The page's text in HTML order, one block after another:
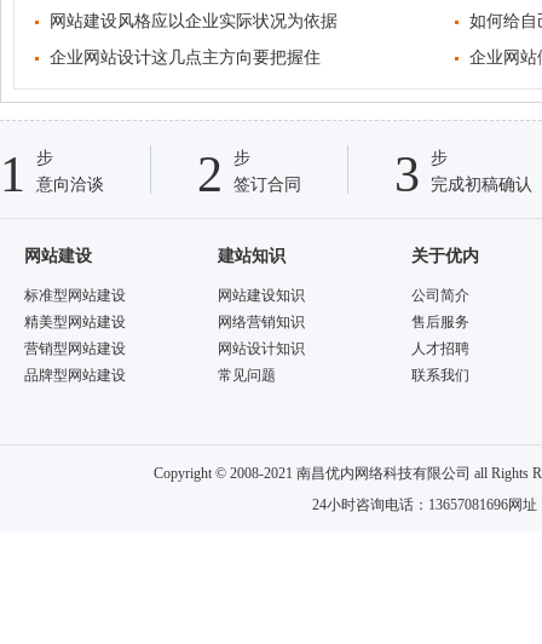
网站建设风格应以企业实际状况为依据
如何给自
企业网站设计这几点主方向要把握住
企业网站
1
步
意向洽谈
2
步
签订合同
3
步
完成初稿确认
网站建设
标准型网站建设
精美型网站建设
营销型网站建设
品牌型网站建设
建站知识
网站建设知识
网络营销知识
网站设计知识
常见问题
关于优内
公司简介
售后服务
人才招聘
联系我们
Copyright © 2008-2021 南昌优内网络科技有限公司 all
24小时咨询电话：13657081696网